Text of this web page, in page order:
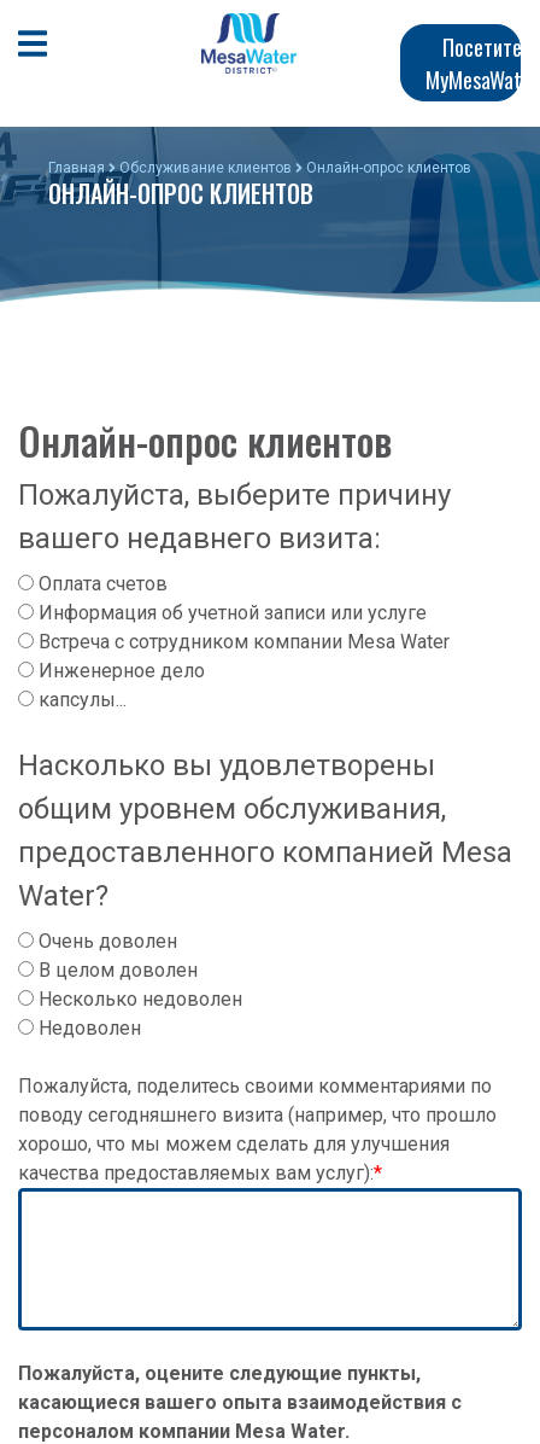
Главная
Открыть мобильное меню
Посетите
MyMesaWater
Главная Обслуживание клиентов Онлайн-опрос клиентов
ОНЛАЙН-ОПРОС КЛИЕНТОВ
Онлайн-опрос клиентов
Пожалуйста, выберите причину
вашего недавнего визита:
Оплата счетов
Информация об учетной записи или услуге
Встреча с сотрудником компании Mesa Water
Инженерное дело
капсулы...
Насколько вы удовлетворены
общим уровнем обслуживания,
предоставленного компанией Mesa
Water?
Очень доволен
В целом доволен
Несколько недоволен
Недоволен
Пожалуйста, поделитесь своими комментариями по
поводу сегодняшнего визита (например, что прошло
хорошо, что мы можем сделать для улучшения
качества предоставляемых вам услуг):
Пожалуйста, оцените следующие пункты,
касающиеся вашего опыта взаимодействия с
персоналом компании Mesa Water.